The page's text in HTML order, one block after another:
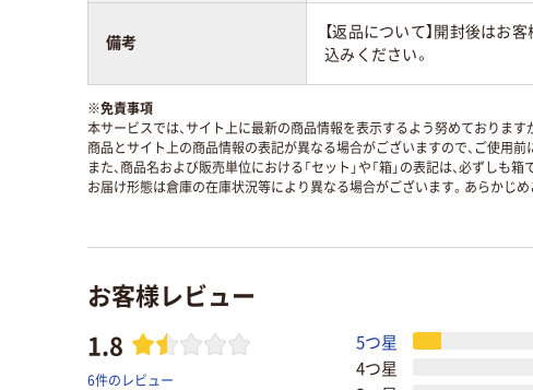
備考
【返品について】開封後はお
込みください。
※免責事項
本サービスでは、サイト上に最新の商品情報を表示するよう努めております
商品とサイト上の商品情報の表記が異なる場合がございますので、ご使用
また、商品名および販売単位における「セット」や「箱」の表記は、必ずしも
お届け形態は倉庫の在庫状況等により異なる場合がございます。あらかじめ
お客様レビュー
1.8
6件のレビュー
5つ星
4つ星